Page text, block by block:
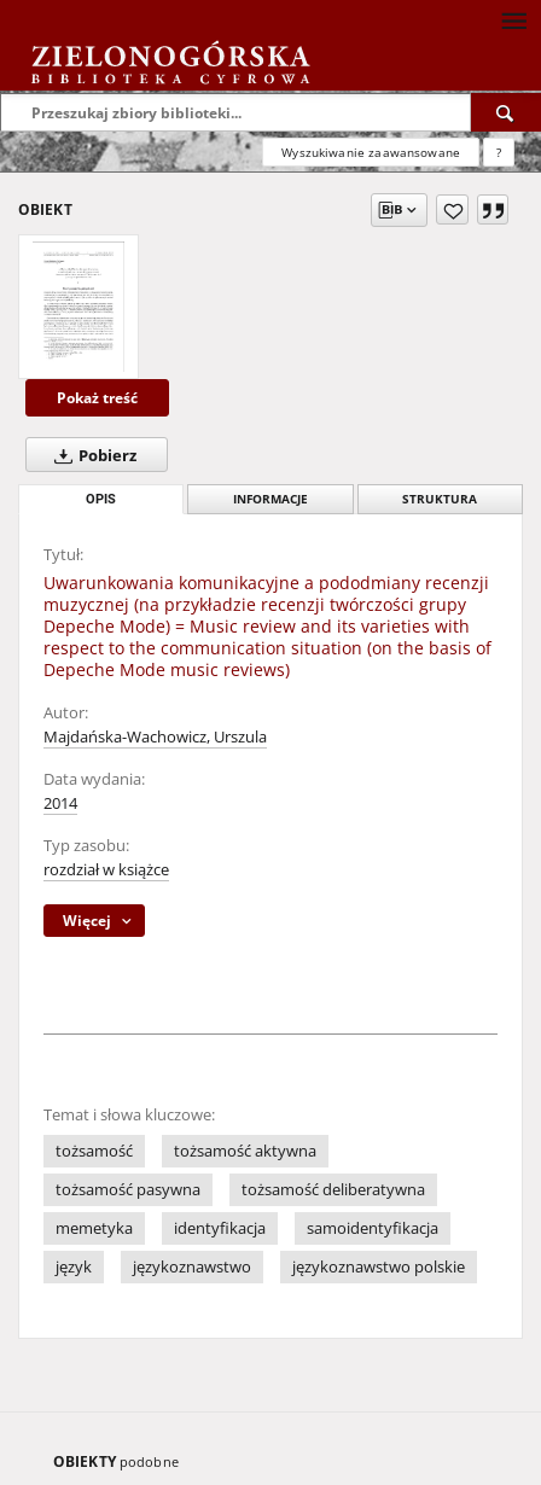
Wyszukiwanie zaawansowane ?
OBIEKT
Pokaż treść
Pobierz
OPIS INFORMACJE STRUKTURA
Tytuł:
Uwarunkowania komunikacyjne a pododmiany recenzji
muzycznej (na przykładzie recenzji twórczości grupy
Depeche Mode) = Music review and its varieties with
respect to the communication situation (on the basis of
Depeche Mode music reviews)
Autor:
Majdańska-Wachowicz, Urszula
Data wydania:
2014
Typ zasobu:
rozdział w książce
Więcej
Temat i słowa kluczowe:
tożsamość
tożsamość aktywna
tożsamość pasywna
tożsamość deliberatywna
memetyka
identyfikacja
samoidentyfikacja
język
językoznawstwo językoznawstwo polskie
OBIEKTY podobne